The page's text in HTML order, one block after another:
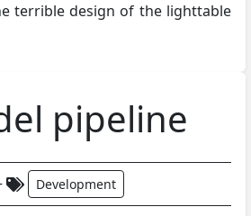
terrible design of the lighttable
pipeline
Development